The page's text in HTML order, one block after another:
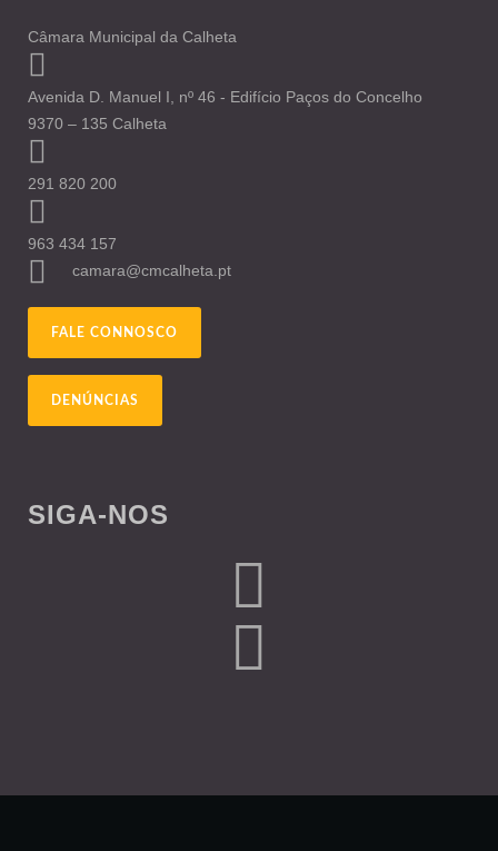
Câmara Municipal da Calheta
Avenida D. Manuel I, nº 46 - Edifício Paços do Concelho
9370 – 135 Calheta
291 820 200
963 434 157
camara@cmcalheta.pt
FALE CONNOSCO
DENÚNCIAS
SIGA-NOS